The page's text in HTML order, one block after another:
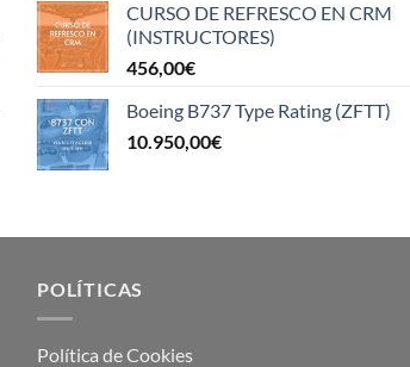
CURSO DE REFRESCO EN CRM
(INSTRUCTORES)
456,00€
Boeing B737 Type Rating (ZFTT)
10.950,00€
POLÍTICAS
Política de Cookies